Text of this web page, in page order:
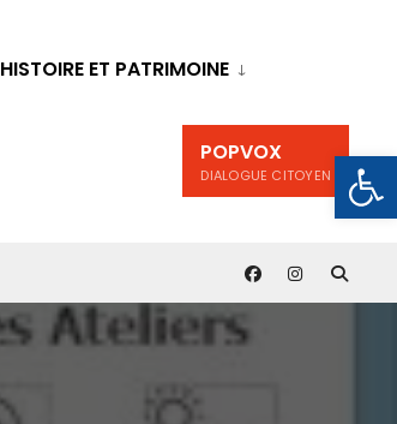
HISTOIRE ET PATRIMOINE
POPVOX
DIALOGUE CITOYEN